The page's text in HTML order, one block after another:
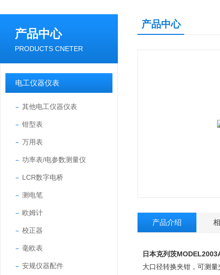
产品中心
PRODUCTS CNETER
电工仪器仪表
其他电工仪器仪表
钳型表
万用表
功率表/电参数测量仪
LCR数字电桥
测电笔
欧姆计
校正器
毫欧表
安规仪器配件
产品中心
产品介绍
日本克列茨
大口径转换夹钳，可测